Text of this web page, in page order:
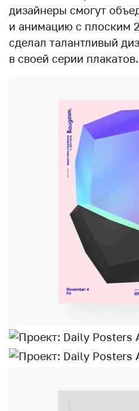
дизайнеры смогут
и анимацию с плоским
сделал талантливый
в своей серии плакатов.